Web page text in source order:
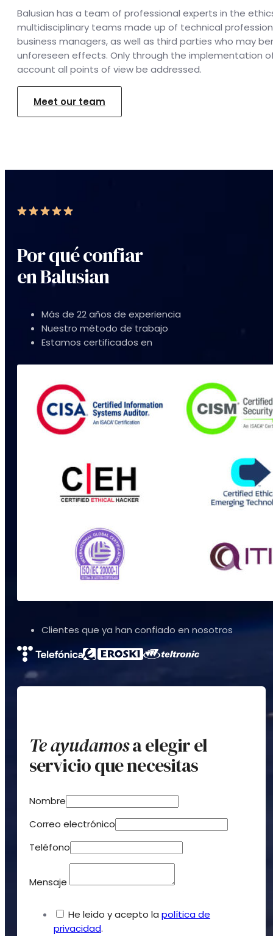
Balusian has a team of professional experts in the
multidisciplinary teams made up of technical
business managers, as well as third parties who may
unforeseen effects. Only through the implementation
account all points of view be addressed.
Meet our team
Por qué confiar
en Balusian
Más de 22 años de experiencia
Nuestro método de trabajo
Estamos certificados en
Clientes que ya han confiado en nosotros
Te ayudamosa elegir el
servicio que necesitas
Nombre
Correo electrónico
Teléfono
Mensaje
He leido y acepto la política de
privacidad.